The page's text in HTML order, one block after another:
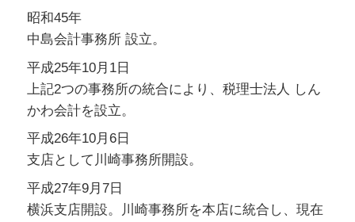
昭和45年
中島会計事務所 設立。
平成25年10月1日
上記2つの事務所の統合により、税理士法人 しん
かわ会計を設立。
平成26年10月6日
支店として川崎事務所開設。
平成27年9月7日
横浜支店開設。川崎事務所を本店に統合し、現在